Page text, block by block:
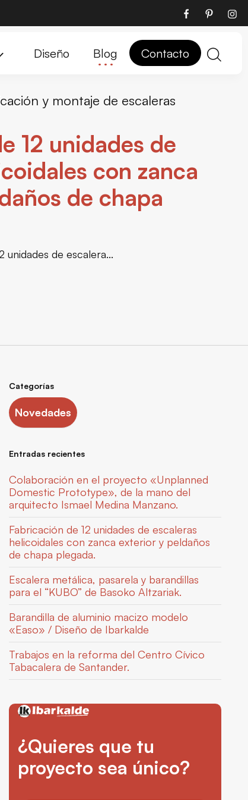
Diseño Blog Contacto
y montaje de escaleras
12 unidades de
con zanca
de chapa
de escalera...
Categorías
Novedades
Entradas recientes
Colaboración en el proyecto «Unplanned
Domestic Prototype», de la mano del
arquitecto Ismael Medina Manzano.
Fabricación de 12 unidades de escaleras
helicoidales con zanca exterior y peldaños
de chapa plegada.
Escalera metálica, pasarela y barandillas
para el “KUBO” de Basoko Altzariak.
Barandilla de aluminio macizo modelo
«Easo» / Diseño de Ibarkalde
Trabajos en la reforma del Centro Cívico
Tabacalera de Santander.
¿Quieres que tu
proyecto sea único?